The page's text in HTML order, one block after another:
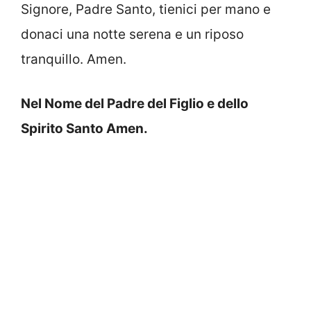
Signore, Padre Santo, tienici per mano e
donaci una notte serena e un riposo
tranquillo. Amen.
Nel Nome del Padre del Figlio e dello
Spirito Santo Amen.